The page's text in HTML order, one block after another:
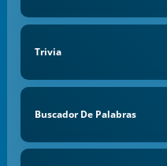
Trivia
Buscador De Palabras